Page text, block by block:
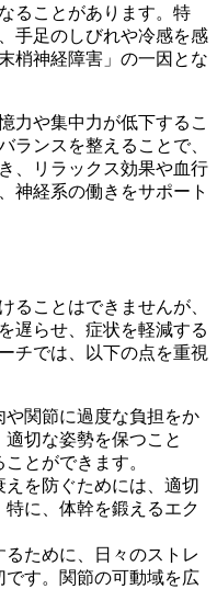
ることがあります。特
手足のしびれや冷感を感
梢神経障害」の一因とな
力や集中力が低下するこ
ランスを整えることで、
、リラックス効果や血行
神経系の働きをサポート
ることはできませんが、
遅らせ、症状を軽減する
チでは、以下の点を重視
や関節に過度な負担をか
切な姿勢を保つこと
とができます。
えを防ぐためには、適切
に、体幹を鍛えるエク
るために、日々のストレ
です。関節の可動域を広